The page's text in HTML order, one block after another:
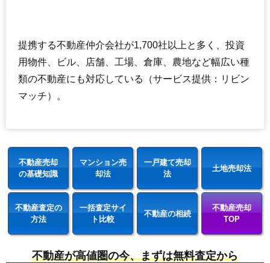
提携する不動産仲介会社が1,700社以上と多く、投資
用物件、ビル、店舗、工場、倉庫、農地など幅広い種
類の不動産にも対応している（サービス提供：リビン
マッチ）。
不動産売却
の基礎知識
マンション売
却法
一戸建て売却
法
土地売却法
不動産査定の
方法
一括査定サイ
ト比較
不動産の相続
不動産売却
TOP
不動産が高値圏の今、まずは無料査定から